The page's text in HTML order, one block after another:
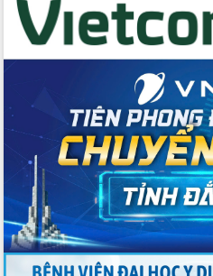
Bầu cử Quốc hội và HĐND: Cử tri Đắk
Lắk gửi gắm niềm tin, kỳ vọng vào lá
phiếu
Đắk Lắk sẵn sàng các điều kiện cho
Ngày hội bầu cử đại biểu Quốc hội
khóa XVI và HĐND các cấp nhiệm kỳ
2026-2031
Đảm bảo cuộc bầu cử đại biểu Quốc
hội và đại biểu HĐND các cấp diễn ra
an toàn, hiệu quả, đúng quy định
Thủ tướng Chính phủ Phạm Minh Chính
kiểm tra, chỉ đạo hoàn thành các dự
án cao tốc và thăm khu tái định cư tại
Đắk Lắk